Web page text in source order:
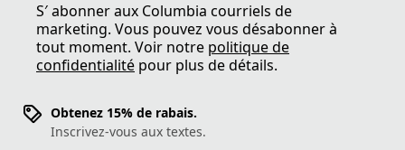
S′ abonner aux Columbia courriels de
marketing. Vous pouvez vous désabonner à
tout moment. Voir notre politique de
confidentialité pour plus de détails.
Obtenez 15% de rabais.
Inscrivez-vous aux textes.